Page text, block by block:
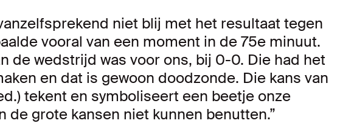
niet blij met het resultaat tegen
vooral van een moment in de 75e minuut.
de wedstrijd was voor ons, bij 0-0. Die had het
en dat is gewoon doodzonde. Die kans van
tekent en symboliseert een beetje onze
de grote kansen niet kunnen benutten.”